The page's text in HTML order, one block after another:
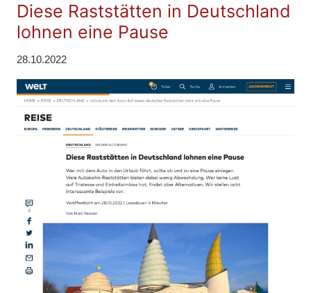
Diese Raststätten in Deutschland
lohnen eine Pause
28.10.2022